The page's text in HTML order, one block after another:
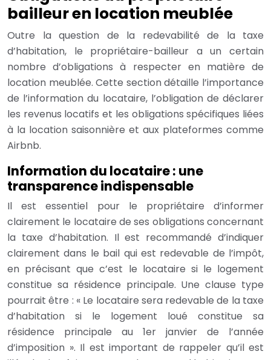
bailleur en location meublée
Outre la question de la redevabilité de la taxe
d’habitation, le propriétaire-bailleur a un certain
nombre d’obligations à respecter en matière de
location meublée. Cette section détaille l’importance
de l’information du locataire, l’obligation de déclarer
les revenus locatifs et les obligations spécifiques liées
à la location saisonnière et aux plateformes comme
Airbnb.
Information du locataire : une
transparence indispensable
Il est essentiel pour le propriétaire d’informer
clairement le locataire de ses obligations concernant
la taxe d’habitation. Il est recommandé d’indiquer
clairement dans le bail qui est redevable de l’impôt,
en précisant que c’est le locataire si le logement
constitue sa résidence principale. Une clause type
pourrait être : « Le locataire sera redevable de la taxe
d’habitation si le logement loué constitue sa
résidence principale au 1er janvier de l’année
d’imposition ». Il est important de rappeler qu’il est